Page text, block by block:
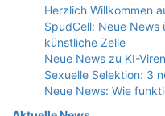
Herzlich Willkommen
SpudCell: Neue
künstliche Zelle
Neue News zu KI-Viren
Sexuelle Selektion: 3
Neue News: Wie